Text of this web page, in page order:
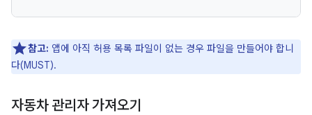
참고: 앱에 아직 허용 목록 파일이 없는 경우 파일을 만들어야 합니
다(MUST).
자동차 관리자 가져오기